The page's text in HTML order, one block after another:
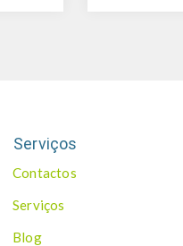
Serviços
Contactos
Serviços
Blog